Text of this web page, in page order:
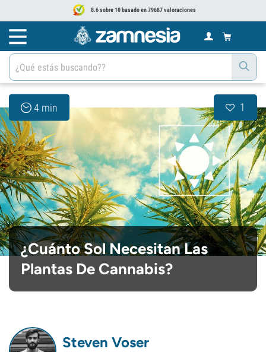
8.6 sobre 10 basado en 79687 valoraciones
4 min 1
¿Cuánto Sol Necesitan Las
Plantas De Cannabis?
Steven Voser